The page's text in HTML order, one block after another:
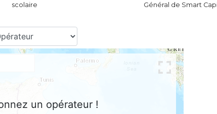
scolaire
Général de Smart